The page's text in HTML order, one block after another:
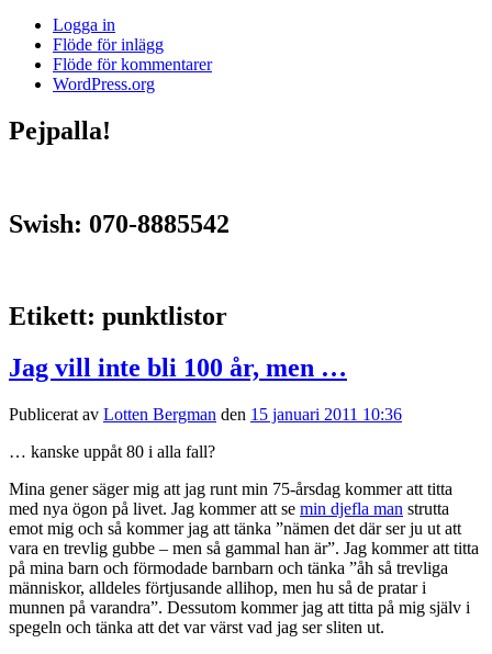
Logga in
Flöde för inlägg
Flöde för kommentarer
WordPress.org
Pejpalla!
Swish: 070-8885542
Etikett: punktlistor
Jag vill inte bli 100 år, men …
Publicerat av Lotten Bergman den 15 januari 2011 10:36
… kanske uppåt 80 i alla fall?
Mina gener säger mig att jag runt min 75-årsdag kommer att titta
med nya ögon på livet. Jag kommer att se min djefla man strutta
emot mig och så kommer jag att tänka ”nämen det där ser ju ut att
vara en trevlig gubbe – men så gammal han är”. Jag kommer att titta
på mina barn och förmodade barnbarn och tänka ”åh så trevliga
människor, alldeles förtjusande allihop, men hu så de pratar i
munnen på varandra”. Dessutom kommer jag att titta på mig själv i
spegeln och tänka att det var värst vad jag ser sliten ut.